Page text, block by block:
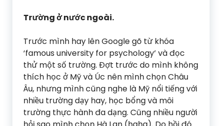
Trường ở nước ngoài.
Trước mình hay lên Google gõ từ khóa
‘famous university for psychology’ và đọc
thử một số trường. Đợt trước do mình không
thích học ở Mỹ và Úc nên mình chọn Châu
Âu, nhưng mình cũng nghe là Mỹ nổi tiếng với
nhiều trường dạy hay, học bổng và môi
trường thực hành đa dạng. Cũng nhiều người